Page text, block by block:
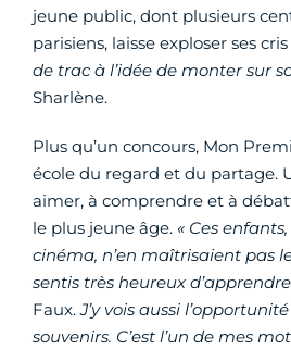
jeune public, dont plusieurs
parisiens, laisse exploser ses
de trac à l’idée de monter sur
Sharlène.
Plus qu’un concours, Mon
école du regard et du partage.
aimer, à comprendre et à
le plus jeune âge. « Ces
cinéma, n’en maîtrisaient pas
sentis très heureux d’apprendre
Faux.J’y vois aussi
souvenirs. C’est l’un de mes